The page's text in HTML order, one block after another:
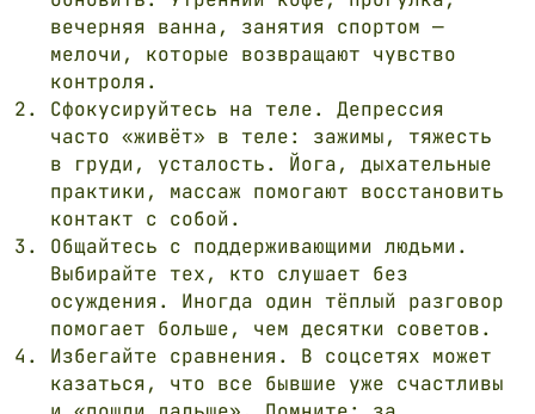
вечерняя ванна, занятия спортом —
мелочи, которые возвращают чувство
контроля.
Сфокусируйтесь на теле. Депрессия
часто «живёт» в теле: зажимы, тяжесть
в груди, усталость. Йога, дыхательные
практики, массаж помогают восстановить
контакт с собой.
Общайтесь с поддерживающими людьми.
Выбирайте тех, кто слушает без
осуждения. Иногда один тёплый разговор
помогает больше, чем десятки советов.
Избегайте сравнения. В соцсетях может
казаться, что все бывшие уже счастливы
Контакты и полезные
ссылки
YOUTUBE
ПРОЙТИ ДИАГНОСТИЧЕСКИЙ ТЕСТ
ЭКСТРЕННАЯ СВЯЗЬ
ВАЖНАЯ ИНФОРМАЦИЯ
КАК ПРОХОДИТ ПЕРВАЯ ВСТРЕЧА